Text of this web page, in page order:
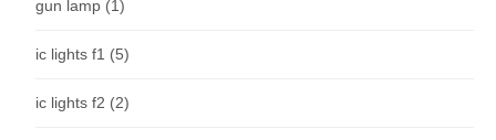
gun lamp (1)
ic lights f1 (5)
ic lights f2 (2)